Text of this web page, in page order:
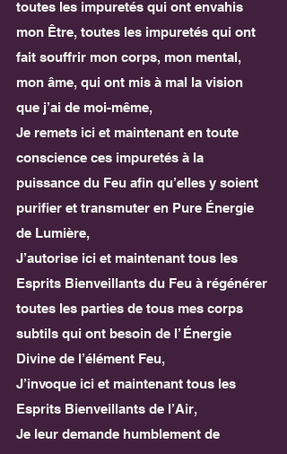
toutes les impuretés qui ont envahis
mon Être, toutes les impuretés qui ont
fait souffrir mon corps, mon mental,
mon âme, qui ont mis à mal la vision
que j’ai de moi-même,
Je remets ici et maintenant en toute
conscience ces impuretés à la
puissance du Feu afin qu’elles y soient
purifier et transmuter en Pure Énergie
de Lumière,
J’autorise ici et maintenant tous les
Esprits Bienveillants du Feu à régénérer
toutes les parties de tous mes corps
subtils qui ont besoin de l’ Énergie
Divine de l’élément Feu,
J’invoque ici et maintenant tous les
Esprits Bienveillants de l’Air,
Je leur demande humblement de